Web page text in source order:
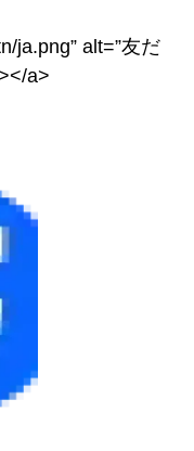
ja.png” alt=”友だ
a>